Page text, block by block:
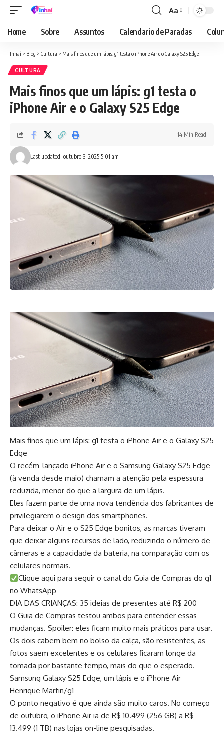
Font
Resizer
Aa
Home Sobre Assuntos Calendario de Paradas
Inhaí > Blog > Cultura > Mais finos que um lápis: g1 testa o iPhone Air e o Galaxy S25 Edge
CULTURA
Mais finos que um lápis: g1 testa o
iPhone Air e o Galaxy S25 Edge
Last updated: outubro 3, 2025 5:01 am
14 Min Read
Mais finos que um lápis: g1 testa o iPhone Air e o Galaxy S25
Edge
O recém-lançado iPhone Air e o Samsung Galaxy S25 Edge
(à venda desde maio) chamam a atenção pela espessura
reduzida, menor do que a largura de um lápis.
Eles fazem parte de uma nova tendência dos fabricantes de
privilegiarem o design dos smartphones.
Para deixar o Air e o S25 Edge bonitos, as marcas tiveram
que deixar alguns recursos de lado, reduzindo o número de
câmeras e a capacidade da bateria, na comparação com os
celulares normais.
Clique aqui para seguir o canal do Guia de Compras do g1
no WhatsApp
DIA DAS CRIANÇAS: 35 ideias de presentes até R$ 200
O Guia de Compras testou ambos para entender essas
mudanças. Spoiler: eles ficam muito mais práticos para usar.
Os dois cabem bem no bolso da calça, são resistentes, as
fotos saem excelentes e os celulares ficaram longe da
tomada por bastante tempo, mais do que o esperado.
Samsung Galaxy S25 Edge, um lápis e o iPhone Air
Henrique Martin/g1
O ponto negativo é que ainda são muito caros. No começo
de outubro, o iPhone Air ia de R$ 10.499 (256 GB) a R$
13.499 (1 TB) nas lojas on-line pesquisadas.